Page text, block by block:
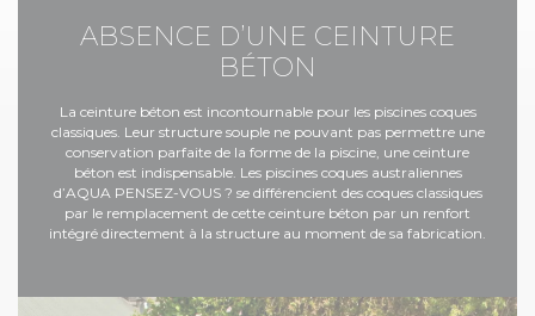
ABSENCE D’UNE CEINTURE
BÉTON
La ceinture béton est incontournable pour les piscines coques
classiques. Leur structure souple ne pouvant pas permettre une
conservation parfaite de la forme de la piscine, une ceinture
béton est indispensable. Les piscines coques australiennes
d’AQUA PENSEZ-VOUS ? se différencient des coques classiques
par le remplacement de cette ceinture béton par un renfort
intégré directement à la structure au moment de sa fabrication.